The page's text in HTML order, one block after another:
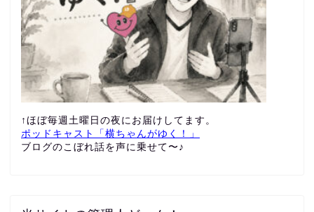
↑ほぼ毎週土曜日の夜にお届けしてます。
ポッドキャスト「横ちゃんがゆく！」
ブログのこぼれ話を声に乗せて〜♪